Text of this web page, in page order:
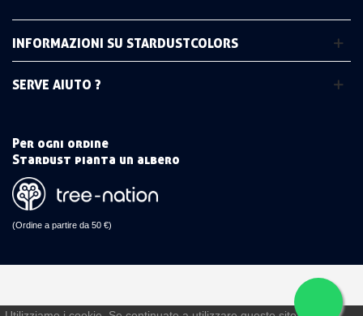
INFORMAZIONI SU STARDUSTCOLORS
SERVE AIUTO ?
Per ogni ordine
Stardust pianta un albero
(Ordine a partire da 50 €)